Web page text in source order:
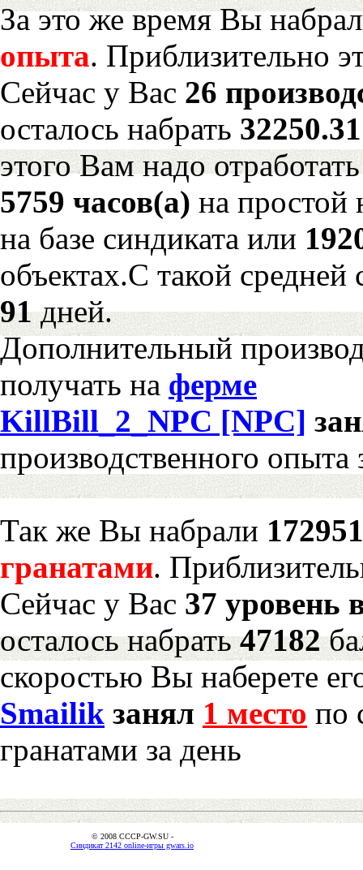
За это же время Вы
опыта. Приблизительно
Сейчас у Вас 26
осталось набрать
этого Вам надо отработать
5759 часов(а) на
на базе синдиката или
объектах.С такой
91дней.
Дополнительный
получать на ферме
KillBill_2_NPC [NPC]
производственного опыта
Так же Вы набрали
гранатами.
Сейчас у Вас 37 уровень
осталось набрать47182
скоростью Вы наберете
Smailik занял 1 место по
гранатами за день
© 2008 CCCP-GW.SU -
Синдикат 2142 online-игры gwars.io